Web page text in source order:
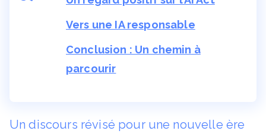
Vers une IA responsable
Conclusion : Un chemin à
parcourir
Un discours révisé pour une nouvelle ère